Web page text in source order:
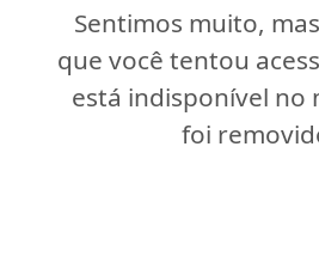
Sentimos muito,
que você tentou
está indisponível no
foi